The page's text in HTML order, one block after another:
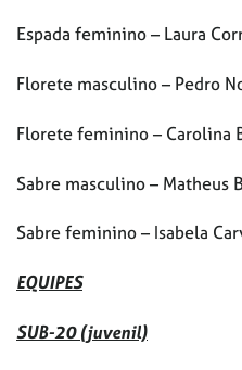
Espada feminino – Laura
Florete masculino – Pedro
Florete feminino – Carolina
Sabre masculino – Matheus
Sabre feminino – Isabela
EQUIPES
SUB-20 (juvenil)